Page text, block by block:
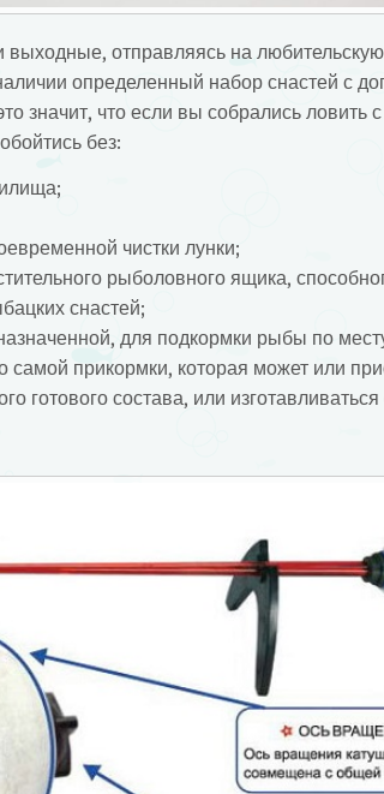
выходные, отправляясь на
определенный набор снастей с
значит, что если вы собрались ловить
без:
чистки лунки;
рыболовного ящика,
снастей;
для подкормки рыбы по
самой прикормки, которая может или
готового состава, или